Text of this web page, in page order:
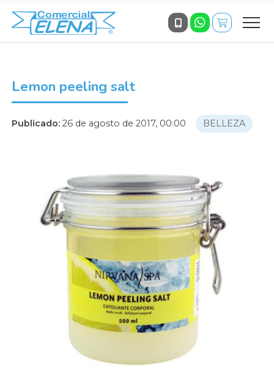
Lemon peeling salt
Publicado: 26 de agosto de 2017, 00:00 BELLEZA